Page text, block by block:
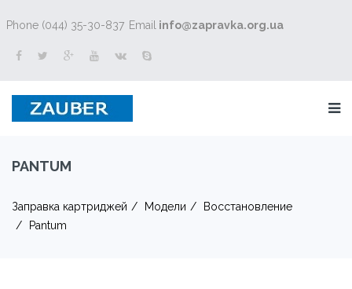
Phone (044) 35-30-837 Email info@zapravka.org.ua
PANTUM
Заправка картриджей Модели
Восстановление
Pantum